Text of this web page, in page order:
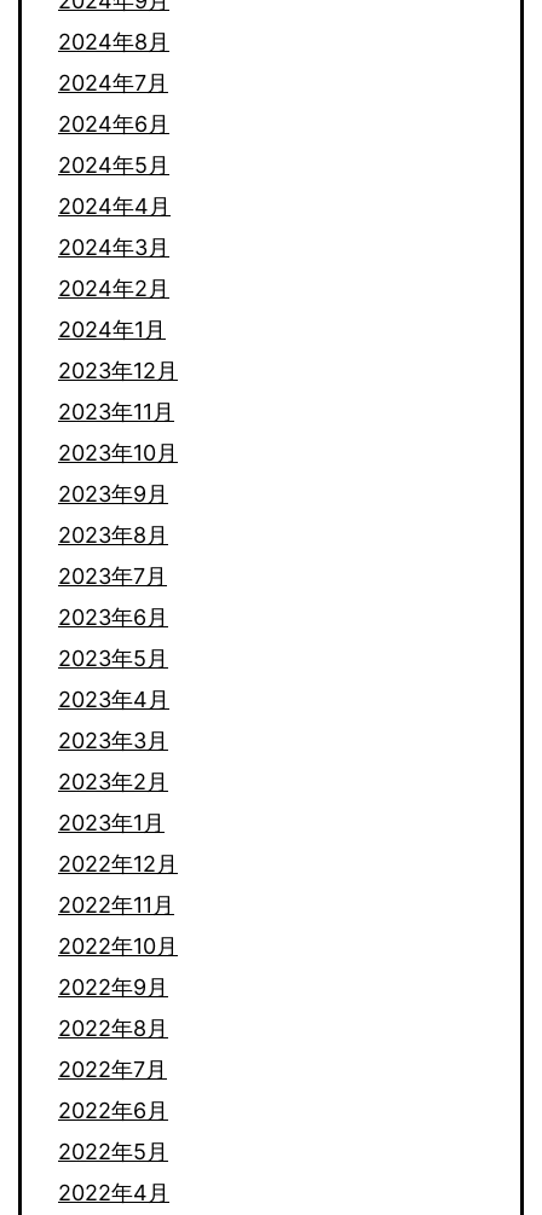
2024年8月
2024年7月
2024年6月
2024年5月
2024年4月
2024年3月
2024年2月
2024年1月
2023年12月
2023年11月
2023年10月
2023年9月
2023年8月
2023年7月
2023年6月
2023年5月
2023年4月
2023年3月
2023年2月
2023年1月
2022年12月
2022年11月
2022年10月
2022年9月
2022年8月
2022年7月
2022年6月
2022年5月
2022年4月